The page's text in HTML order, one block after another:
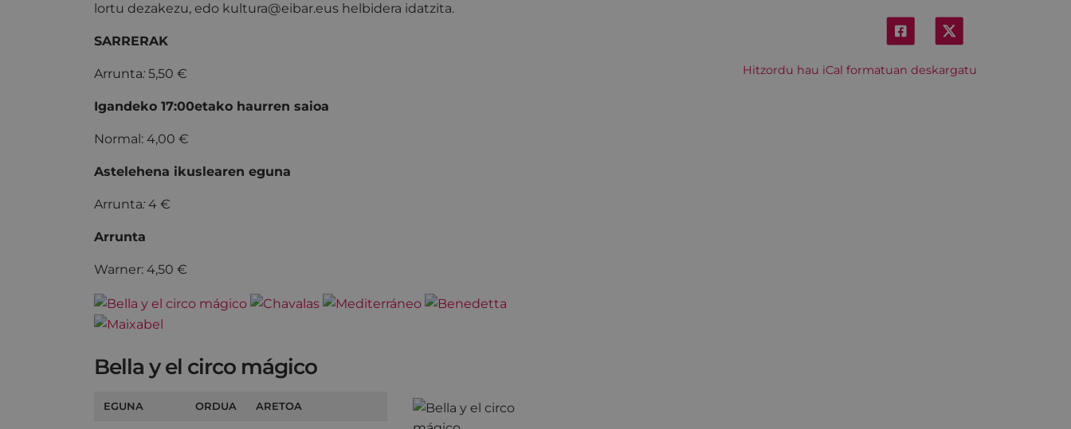
Hitzordu hau iCal formatuan deskargatu
lortu dezakezu, edo kultura@eibar.eus helbidera idatzita.
SARRERAK
Arrunta: 5,50 €
Igandeko 17:00etako haurren saioa
Normal: 4,00 €
Astelehena ikuslearen eguna
Arrunta: 4 €
Arrunta
Warner: 4,50 €
Bella y el circo mágico
EGUNA ORDUA ARETOA